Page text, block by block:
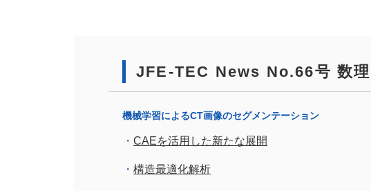
JFE-TEC News No.66号 数
機械学習によるCT画像のセグメンテーション
CAEを活用した新たな展開
構造最適化解析